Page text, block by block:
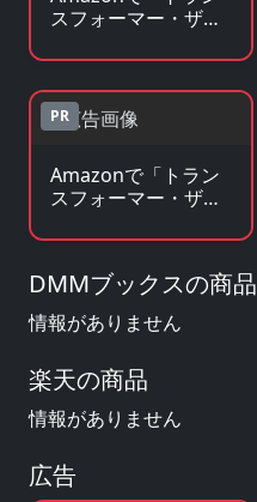
スフォーマー・ザ・
のBlu-ray・DVDを見
る
PR
Amazonで「トラン
スフォーマー・ザ・
の原作小説・ラノベ
DMMブックスの商品
情報がありません
楽天の商品
情報がありません
広告